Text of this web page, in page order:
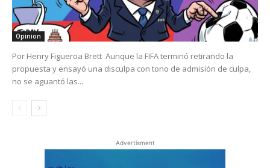
Opinion
Por Henry Figueroa Brett Aunque la FIFA terminó retirando la
propuesta y ensayó una disculpa con tono de admisión de culpa,
no se aguantó las...
Advertisment